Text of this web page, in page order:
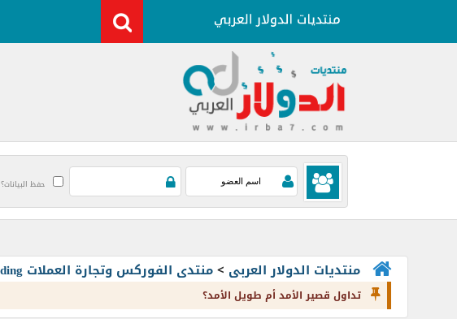
حفظ البيانات؟
منتديات الدولار العربى >منتدى الفوركس وتجارة العملات Forex and Currency Trading
تداول قصير الأمد أم طويل الأمد؟